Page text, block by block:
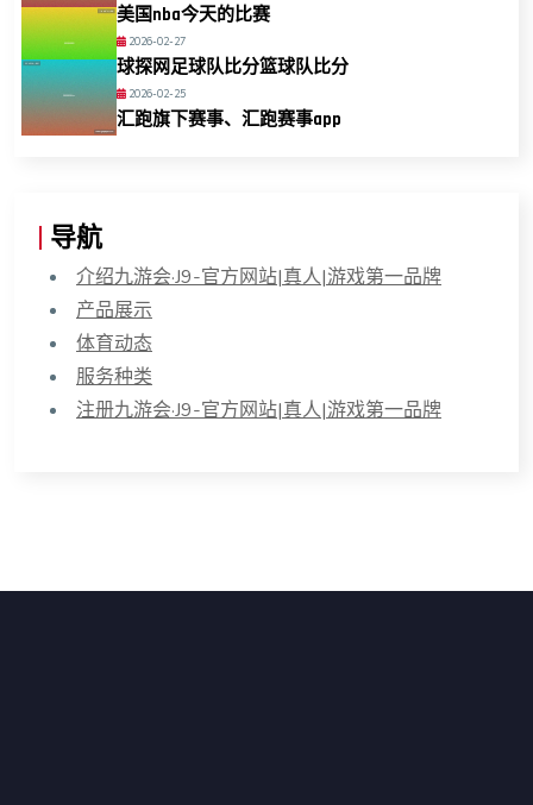
美国nba今天的比赛
2026-02-27
球探网足球队比分篮球队比分
2026-02-25
汇跑旗下赛事、汇跑赛事app
导航
介绍九游会·J9-官方网站|真人|游戏第一品牌
产品展示
体育动态
服务种类
注册九游会·J9-官方网站|真人|游戏第一品牌